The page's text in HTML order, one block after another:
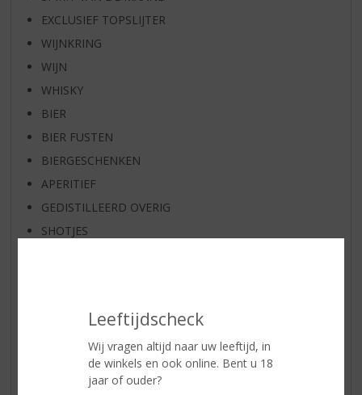
Leeftijdscheck
Wij vragen altijd naar uw leeftijd, in
de winkels en ook online. Bent u 18
jaar of ouder?
EXCLUSIEF TOPSLIJTER
WIJNKRING
WIJN
WHISKY
BIER
BIER FUSTEN
BIERGESCHENKEN
APERITIEF
GEDISTILLEERD OVERIG
SHOTJES
GESCHENKVERPAKKING
(RELATIE)GESCHENKEN
KOOLZUUR FLESSEN